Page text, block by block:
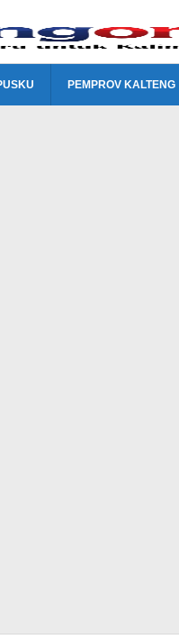
PEMPROV KALTENG